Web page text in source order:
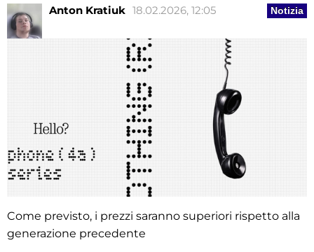
Notizia
Anton Kratiuk 18.02.2026, 12:05
Come previsto, i prezzi saranno superiori rispetto alla
generazione precedente